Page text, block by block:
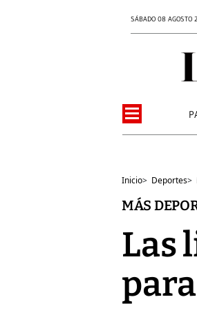
SÁBADO 08 AGOSTO
Inicio> Deportes>
MÁS
Las